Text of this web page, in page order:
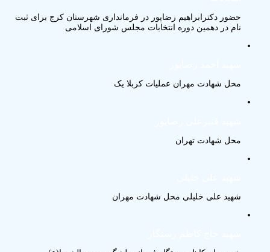
حضور دکترابراهیم رضاپور در فرمانداری شهرستان کرج برای ثبت
نام در دهمین دوره انتخابات مجلس شورای اسلامی
محل شهادت مهران عملیات کربلا یک
محل شهادت تهران
شهید علی خلیلی محل شهادت مهران